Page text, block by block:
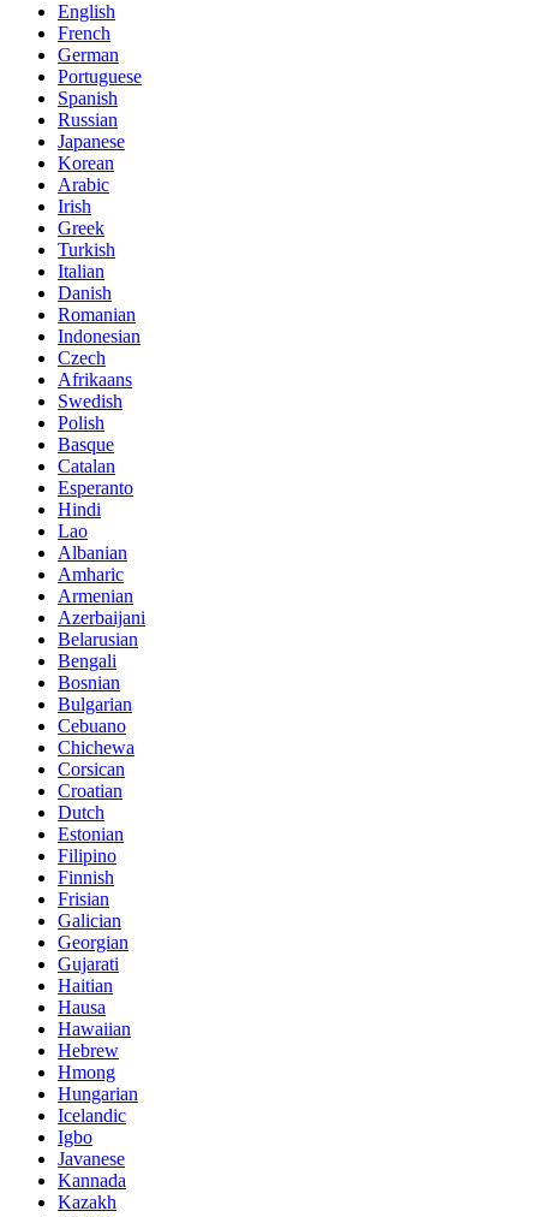
English
French
German
Portuguese
Spanish
Russian
Japanese
Korean
Arabic
Irish
Greek
Turkish
Italian
Danish
Romanian
Indonesian
Czech
Afrikaans
Swedish
Polish
Basque
Catalan
Esperanto
Hindi
Lao
Albanian
Amharic
Armenian
Azerbaijani
Belarusian
Bengali
Bosnian
Bulgarian
Cebuano
Chichewa
Corsican
Croatian
Dutch
Estonian
Filipino
Finnish
Frisian
Galician
Georgian
Gujarati
Haitian
Hausa
Hawaiian
Hebrew
Hmong
Hungarian
Icelandic
Igbo
Javanese
Kannada
Kazakh